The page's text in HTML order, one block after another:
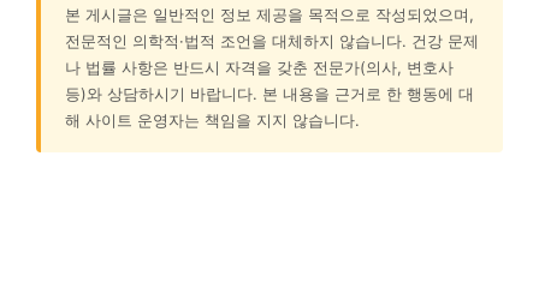
본 게시글은 일반적인 정보 제공을 목적으로 작성되었으며,
전문적인 의학적·법적 조언을 대체하지 않습니다. 건강 문제
나 법률 사항은 반드시 자격을 갖춘 전문가(의사, 변호사
등)와 상담하시기 바랍니다. 본 내용을 근거로 한 행동에 대
해 사이트 운영자는 책임을 지지 않습니다.